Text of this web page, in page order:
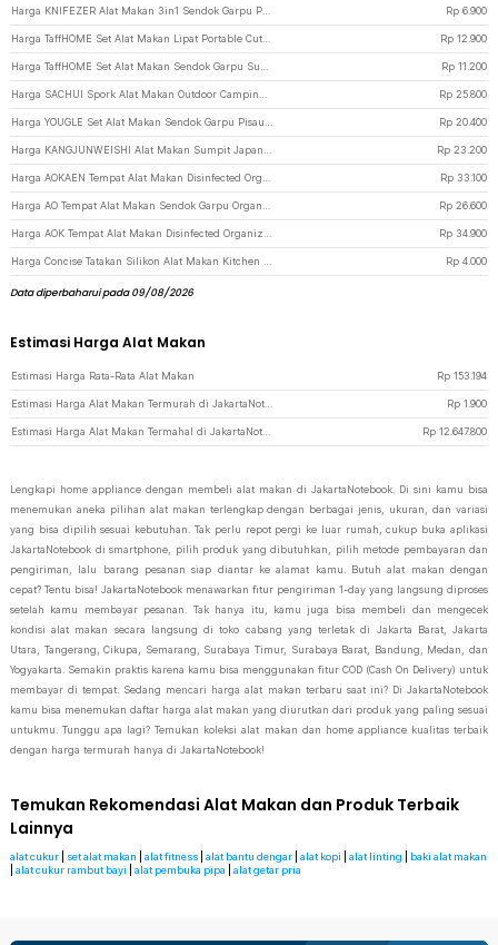
Rp 6.900
Rp 12.900
Rp 11.200
Rp 25.800
Rp 20.400
Rp 23.200
Rp 33.100
Rp 26.600
Rp 34.900
Rp 4.000
Data diperbaharui pada 09/08/2026
Estimasi Harga Alat Makan
Estimasi Harga Rata-Rata Alat Makan Rp 153.194
Rp 1.900
Rp 12.647.800
Lengkapi home appliance dengan membeli alat makan di JakartaNotebook. Di sini kamu bisa
menemukan aneka pilihan alat makan terlengkap dengan berbagai jenis, ukuran, dan variasi
yang bisa dipilih sesuai kebutuhan. Tak perlu repot pergi ke luar rumah, cukup buka aplikasi
JakartaNotebook di smartphone, pilih produk yang dibutuhkan, pilih metode pembayaran dan
pengiriman, lalu barang pesanan siap diantar ke alamat kamu. Butuh alat makan dengan
cepat? Tentu bisa! JakartaNotebook menawarkan fitur pengiriman 1-day yang langsung diproses
setelah kamu membayar pesanan. Tak hanya itu, kamu juga bisa membeli dan mengecek
kondisi alat makan secara langsung di toko cabang yang terletak di Jakarta Barat, Jakarta
Utara, Tangerang, Cikupa, Semarang, Surabaya Timur, Surabaya Barat, Bandung, Medan, dan
Yogyakarta. Semakin praktis karena kamu bisa menggunakan fitur COD (Cash On Delivery) untuk
membayar di tempat. Sedang mencari harga alat makan terbaru saat ini? Di JakartaNotebook
kamu bisa menemukan daftar harga alat makan yang diurutkan dari produk yang paling sesuai
untukmu. Tunggu apa lagi? Temukan koleksi alat makan dan home appliance kualitas terbaik
dengan harga termurah hanya di JakartaNotebook!
Temukan Rekomendasi Alat Makan dan Produk Terbaik
Lainnya
alat cukur set alat makan alat fitness alat bantu dengar alat kopi alat linting
baki alat makan
alat cukur rambut bayi alat pembuka pipa alat getar pria